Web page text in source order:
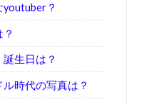
？
生日は？
時代の写真は？